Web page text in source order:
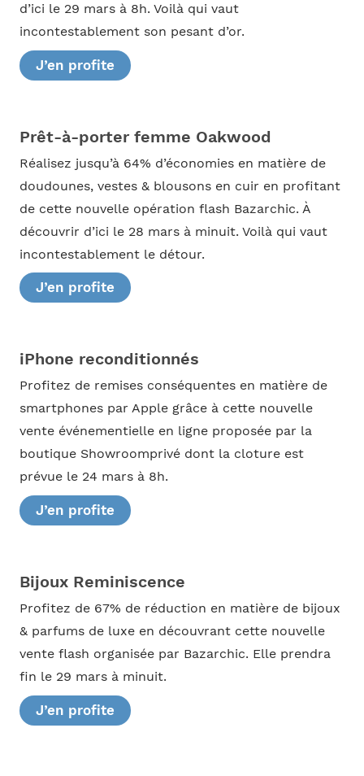
d’ici le 29 mars à 8h. Voilà qui vaut
incontestablement son pesant d’or.
J’en profite
Prêt-à-porter femme Oakwood
Réalisez jusqu’à 64% d’économies en matière de
doudounes, vestes & blousons en cuir en profitant
de cette nouvelle opération flash Bazarchic. À
découvrir d’ici le 28 mars à minuit. Voilà qui vaut
incontestablement le détour.
J’en profite
iPhone reconditionnés
Profitez de remises conséquentes en matière de
smartphones par Apple grâce à cette nouvelle
vente événementielle en ligne proposée par la
boutique Showroomprivé dont la cloture est
prévue le 24 mars à 8h.
J’en profite
Bijoux Reminiscence
Profitez de 67% de réduction en matière de bijoux
& parfums de luxe en découvrant cette nouvelle
vente flash organisée par Bazarchic. Elle prendra
fin le 29 mars à minuit.
J’en profite